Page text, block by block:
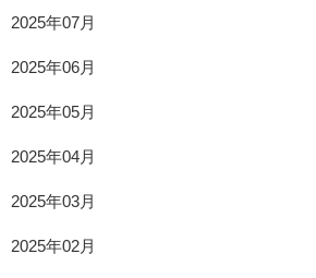
2025年07月
2025年06月
2025年05月
2025年04月
2025年03月
2025年02月